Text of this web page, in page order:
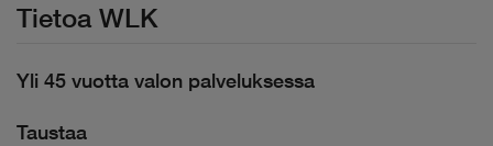
Kestävyys
Yhteyshenkilöt Toimistomme
Tietoa WLK
Yli 45 vuotta valon palveluksessa
Taustaa